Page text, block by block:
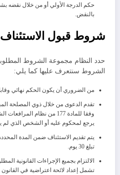
حكم الدرجة الأولي أو من خلال نقضه
بالنقض.
شروط قبول الاستئناف
حدد النظام مجموعة الشروط
الشروط سنتعرف عليها كما يلي:
من الضروري أن يكون الحكم نهائي
تقدم الدعوى من خلال ذوي المصلحة
وفقا للمادة 177 من نظام
يرجع لمحكوم عليه أو الشخص الذي لم
يتم تقديم الاستئناف ضمن المدة
تبلغ 30 يوم.
الالتزام بجميع الإجراءات القانونية
تشمل إعداد لائحة اعتراضية في